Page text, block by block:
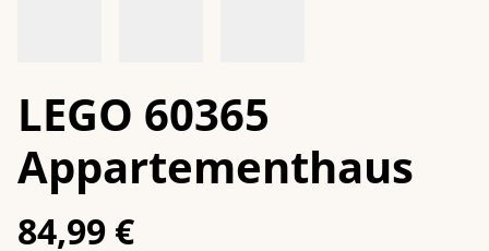
LEGO 60365
Appartementhaus
84,99 €